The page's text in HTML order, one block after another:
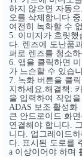
하지 않으면 자동
오를 삭제합니다
여전히 녹화할 수
5. 이미지가 흐릿했
다 렌즈에 도난품
퍼로 렌즈를 청소하
6. 앱을 클릭하면
가 느슨할 수 있습
7. 녹화 버튼을 클
지하세요 해결책 :
을 입력하여 작업
ADAS 보조 활성화
큰 안드로이드 화면
연결해야 합니다
니다 업그레이드하
다
표시된 도로를
a 이상이어야 하며